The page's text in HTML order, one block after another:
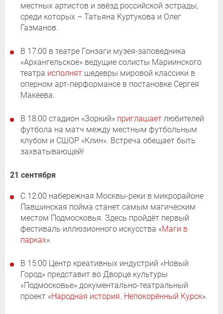
местных артистов и звёзд российской эстрады,
среди которых – Татьяна Куртукова и Олег
Газманов.
В 17:00 в театре Гонзаги музея-заповедника
«Архангельское» ведущие солисты Мариинского
театра исполнят шедевры мировой классики в
оперном арт-перформансе в постановке Сергея
Макеева.
В 18:00 стадион «Зоркий» приглашает любителей
футбола на матч между местным футбольным
клубом и СШОР «Клин». Встреча обещает быть
захватывающей!
21 сентября
С 12:00 набережная Москвы-реки в микрорайоне
Павшинская пойма станет самым магическим
местом Подмосковья. Здесь пройдёт первый
фестиваль иллюзионного искусства «Маги в
парках».
В 15:00 Центр креативных индустрий «Новый
Город» представит во Дворце культуры
«Подмосковье» документально-театральный
проект «Народная история. Непокорённый Курск».